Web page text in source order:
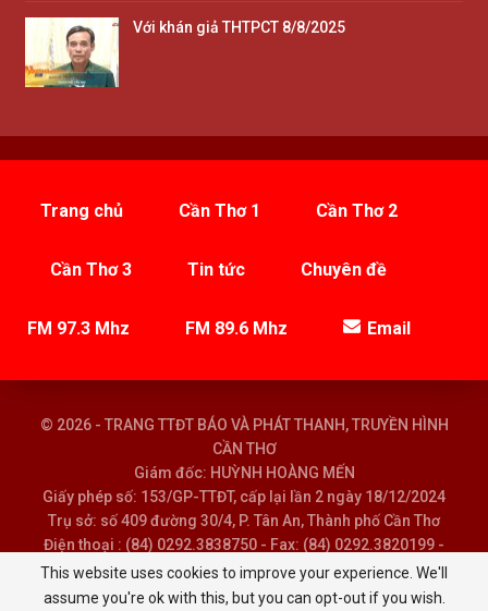
Với khán giả THTPCT 8/8/2025
Trang chủ Cần Thơ 1 Cần Thơ 2
Cần Thơ 3 Tin tức Chuyên đề
FM 97.3 Mhz FM 89.6 Mhz Email
© 2026 - TRANG TTĐT BÁO VÀ PHÁT THANH, TRUYỀN HÌNH
CẦN THƠ
Giám đốc: HUỲNH HOÀNG MẾN
Giấy phép số: 153/GP-TTĐT, cấp lại lần 2 ngày 18/12/2024
Trụ sở: số 409 đường 30/4, P. Tân An, Thành phố Cần Thơ
Điện thoại : (84) 0292.3838750 - Fax: (84) 0292.3820199 -
Email : baoptth@cantho.gov.vn
This website uses cookies to improve your experience. We'll
assume you're ok with this, but you can opt-out if you wish.